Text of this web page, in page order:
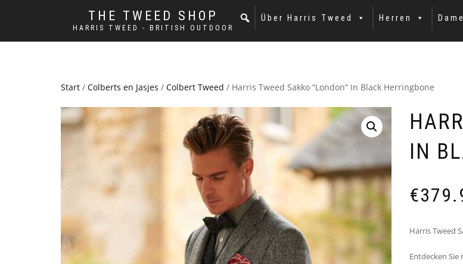
THE TWEED SHOP
HARRIS TWEED - BRITISH OUTDOOR
Über Harris Tweed Herren
Start / Colberts en Jasjes / Colbert Tweed / Harris Tweed Sakko “London“ In Black Herringbone
IN
€
Harris Tweed
Entdecken Sie